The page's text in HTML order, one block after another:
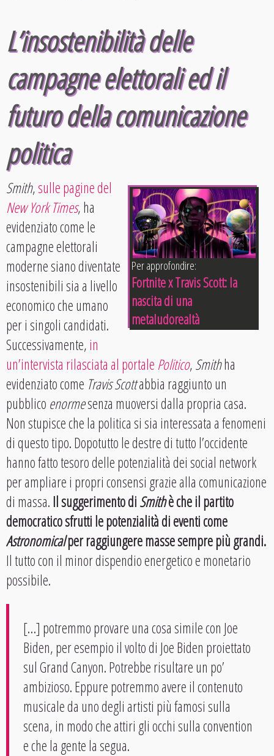
L’insostenibilità delle
campagne elettorali ed il
futuro della comunicazione
politica
Per approfondire:
Fortnite x Travis Scott: la
nascita di una
metaludorealtà
Smith,sulle pagine del
New York Times, ha
evidenziato come le
campagne elettorali
moderne siano diventate
insostenibili sia a livello
economico che umano
per i singoli candidati.
Successivamente,in
un’intervista rilasciata al portale Politico,Smithha
evidenziato come Travis Scottabbia raggiunto un
pubblico enormesenza muoversi dalla propria casa.
Non stupisce che la politica si sia interessata a fenomeni
di questo tipo. Dopotutto le destre di tutto l’occidente
hanno fatto tesoro delle potenzialità dei social network
per ampliare i propri consensi grazie alla comunicazione
di massa.Il suggerimento diSmithè che il partito
democratico sfrutti le potenzialità di eventi come
Astronomicalper raggiungere masse sempre più grandi.
Il tutto con il minor dispendio energetico e monetario
possibile.
[…] potremmo provare una cosa simile con Joe
Biden, per esempio il volto di Joe Biden proiettato
sul Grand Canyon. Potrebbe risultare un po’
ambizioso. Eppure potremmo avere il contenuto
musicale da uno degli artisti più famosi sulla
scena, in modo che attiri gli occhi sulla convention
e che la gente la segua.